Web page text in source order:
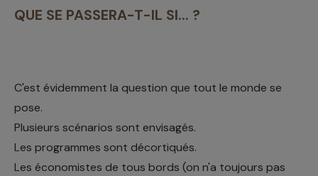
QUE SE PASSERA-T-IL SI... ?
C'est évidemment la question que tout le monde se
pose.
Plusieurs scénarios sont envisagés.
Les programmes sont décortiqués.
Les économistes de tous bords (on n'a toujours pas